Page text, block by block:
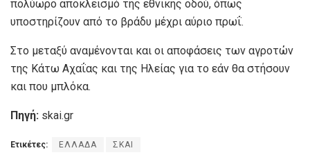
πολύωρο αποκλεισμό της εθνικής οδού, όπως
υποστηρίζουν από το βράδυ μέχρι αύριο πρωΐ.
Στο μεταξύ αναμένονται και οι αποφάσεις των αγροτών
της Κάτω Αχαΐας και της Ηλείας για το εάν θα στήσουν
και που μπλόκα.
Πηγή: skai.gr
Ετικέτες: ΕΛΛΑΔΑ ΣΚΑΙ